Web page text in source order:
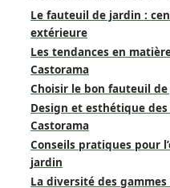
Le fauteuil de jardin :
extérieure
Les tendances en
Castorama
Choisir le bon fauteuil
Design et esthétique
Castorama
Conseils pratiques pour
jardin
La diversité des